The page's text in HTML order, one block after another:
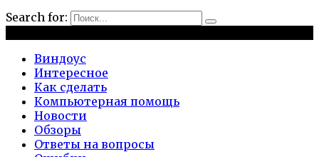
Search for:
Виндоус
Интересное
Как сделать
Компьютерная помощь
Новости
Обзоры
Ответы на вопросы